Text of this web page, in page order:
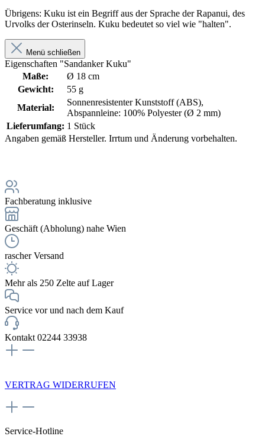
Übrigens: Kuku ist ein Begriff aus der Sprache der Rapanui, des
Urvolks der Osterinseln. Kuku bedeutet so viel wie "halten".
Menü schließen
Eigenschaften "Sandanker Kuku"
Maße:
Ø 18 cm
Gewicht:
55 g
Material:
Sonnenresistenter Kunststoff (ABS),
Abspannleine: 100% Polyester (Ø 2 mm)
Lieferumfang: 1 Stück
Angaben gemäß Hersteller. Irrtum und Änderung vorbehalten.
Fachberatung inklusive
Geschäft (Abholung) nahe Wien
rascher Versand
Mehr als 250 Zelte auf Lager
Service vor und nach dem Kauf
Kontakt 02244 33938
VERTRAG WIDERRUFEN
Service-Hotline